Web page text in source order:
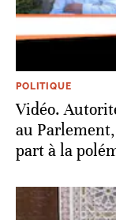
POLITIQUE
Vidéo.
au
part à la